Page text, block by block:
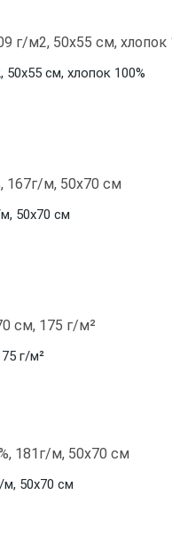
см, хлопок 100%
50x70 см
г/м²
м, 50x70 см